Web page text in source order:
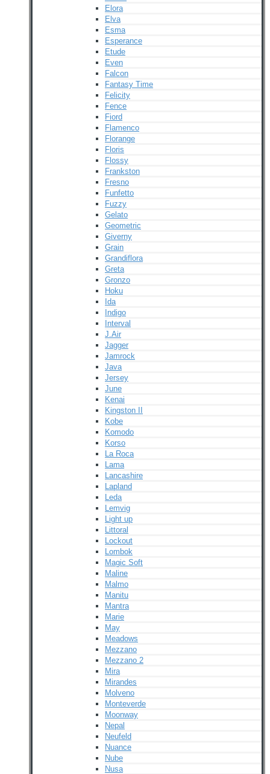
Elora
Elva
Esma
Esperance
Etude
Even
Falcon
Fantasy Time
Felicity
Fence
Fiord
Flamenco
Florange
Floris
Flossy
Frankston
Fresno
Funfetto
Fuzzy
Gelato
Geometric
Giverny
Grain
Grandiflora
Greta
Gronzo
Hoku
Ida
Indigo
Interval
J.Air
Jagger
Jamrock
Java
Jersey
June
Kenai
Kingston II
Kobe
Komodo
Korso
La Roca
Lama
Lancashire
Lapland
Leda
Lemvig
Light up
Littoral
Lockout
Lombok
Magic Soft
Maline
Malmo
Manitu
Mantra
Marie
May
Meadows
Mezzano
Mezzano 2
Mira
Mirandes
Molveno
Monteverde
Moonway
Nepal
Neufeld
Nuance
Nube
Nusa